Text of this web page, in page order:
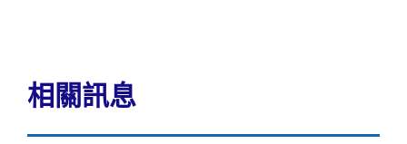
相關訊息